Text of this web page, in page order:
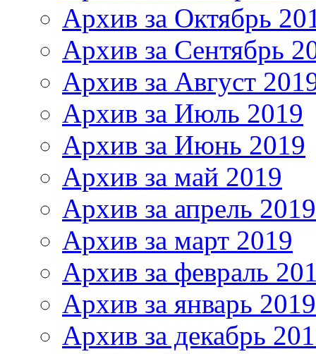
Архив за Октябрь
Архив за Сентябрь
Архив за Август
Архив за Июль 2019
Архив за Июнь 2019
Архив за май 2019
Архив за апрель 2019
Архив за март 2019
Архив за февраль
Архив за январь 2019
Архив за декабрь